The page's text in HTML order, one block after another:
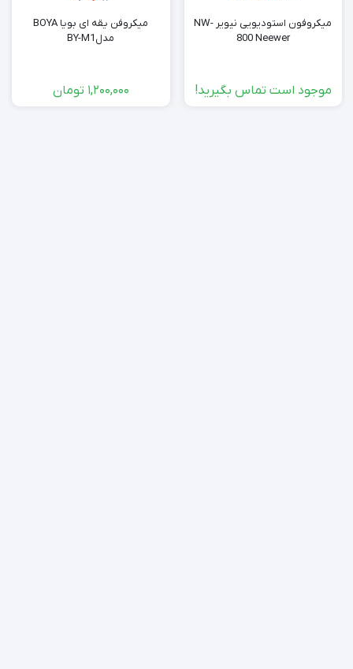
میکروفون استودیویی نیویر NW-
800 Neewer
موجود است تماس بگیرید!
میکروفن یقه ای بویا BOYA
مدلBY-M1
1,200,000 تومان